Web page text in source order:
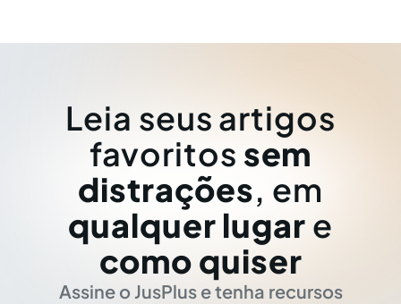
Leia seus artigos
favoritos sem
distrações, em
qualquer lugar e
como quiser
Assine o JusPlus e tenha recursos